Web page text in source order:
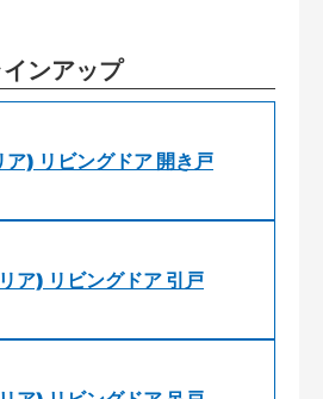
ンアップ
) リビングドア 開き戸
ア) リビングドア 引戸